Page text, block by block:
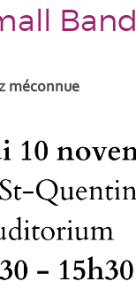
Band
méconnue